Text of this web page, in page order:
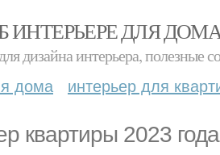
ИНТЕРЬЕРЕ ДЛЯ
дизайна интерьера, полезные
дома интерьер для
квартиры 2023